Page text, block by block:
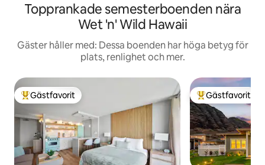
Topprankade semesterboenden nära
Wet 'n' Wild Hawaii
Gäster håller med: Dessa boenden har höga betyg för
plats, renlighet och mer.
Populär gästfavorit
Gästfavorit Populär
Gästfavorit